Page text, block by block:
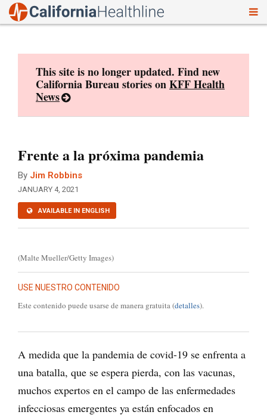
This site is no longer updated. Find new
California Bureau stories onKFF Health
News
Frente a la próxima pandemia
By Jim Robbins
JANUARY 4, 2021
AVAILABLE IN ENGLISH
(Malte Mueller/Getty Images)
USE NUESTRO CONTENIDO
Este contenido puede usarse de manera gratuita (detalles).
A medida que la pandemia de covid-19 se enfrenta a
una batalla, que se espera pierda, con las vacunas,
muchos expertos en el campo de las enfermedades
infecciosas emergentes ya están enfocados en